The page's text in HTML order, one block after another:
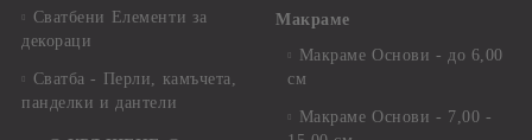
Сватбени Елементи за
декораци
Сватба - Перли, камъчета,
панделки и дантели
Макраме
Макраме Основи - до 6,00
см
Макраме Основи - 7,00 -